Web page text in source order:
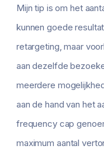
Mijn tip is om het
kunnen goede
retargeting, maar
aan dezelfde
meerdere
aan de hand van het
frequency cap
maximum aantal